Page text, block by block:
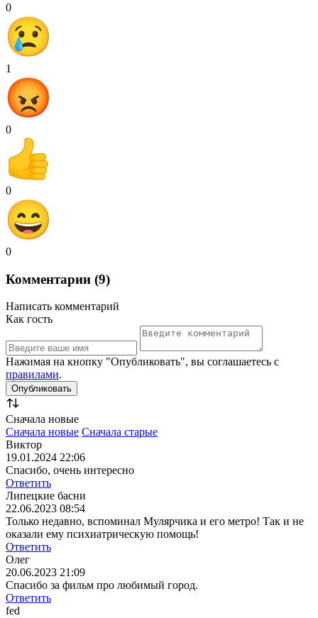
0
1
0
0
0
Комментарии (9)
Написать комментарий
Как гость
Нажимая на кнопку "Опубликовать", вы соглашаетесь с
правилами.
Сначала новые
Сначала новые Сначала старые
Виктор
19.01.2024 22:06
Спасибо, очень интересно
Ответить
Липецкие басни
22.06.2023 08:54
Только недавно, вспоминал Мулярчика и его метро! Так и не
оказали ему психиатрическую помощь!
Ответить
Олег
20.06.2023 21:09
Спасибо за фильм про любимый город.
Ответить
fed